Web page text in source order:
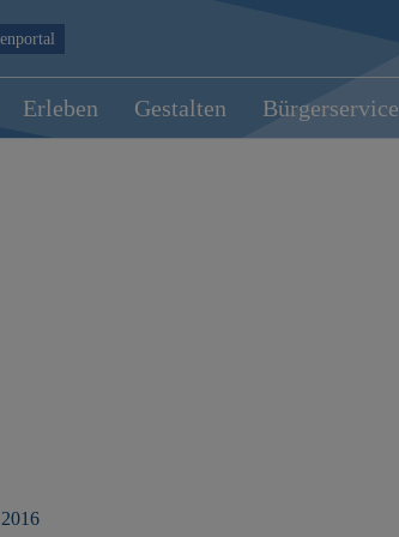
Erleben Gestalten Bürgerservice